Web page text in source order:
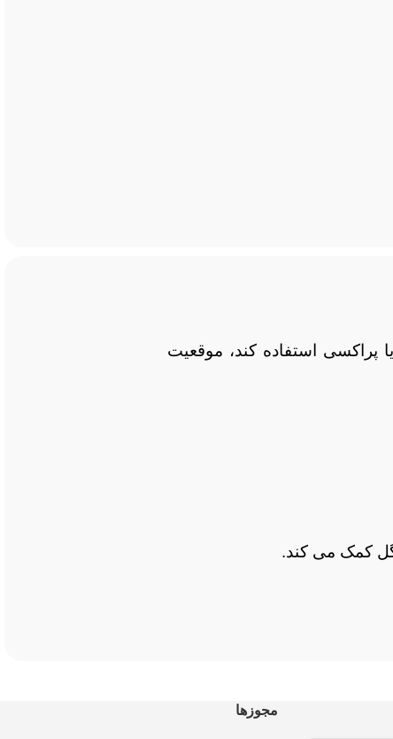
اطلاعات بر اساس IP واقعی سرور ارائه می شود و معمولاً بسیار دقیق است، اما در مواردی که سایت از CDN یا پراکسی استفاده کند، موقعیت
کمک می کند.
مجوزها